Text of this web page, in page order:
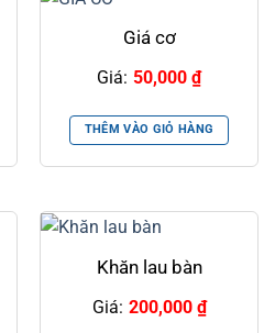
Giá cơ
Giá: 50,000 ₫
THÊM VÀO GIỎ HÀNG
Khăn lau bàn
Giá: 200,000 ₫